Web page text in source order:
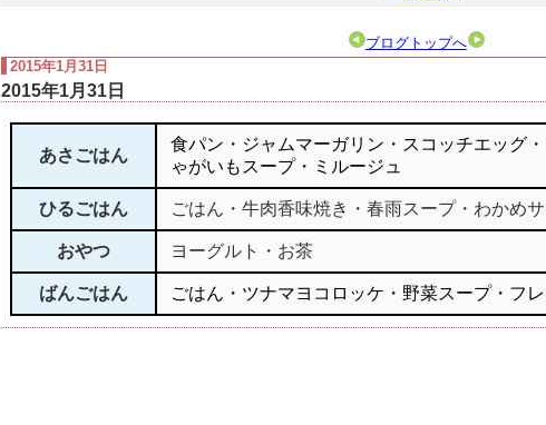
ブログトップへ
2015年1月31日
2015年1月31日
あさごはん
食パン・ジャムマーガリン・スコッチエッグ
ゃがいもスープ・ミルージュ
ひるごはん ごはん・牛肉香味焼き・春雨スープ・わかめ
おやつ ヨーグルト・お茶
ばんごはん ごはん・ツナマヨコロッケ・野菜スープ・フ